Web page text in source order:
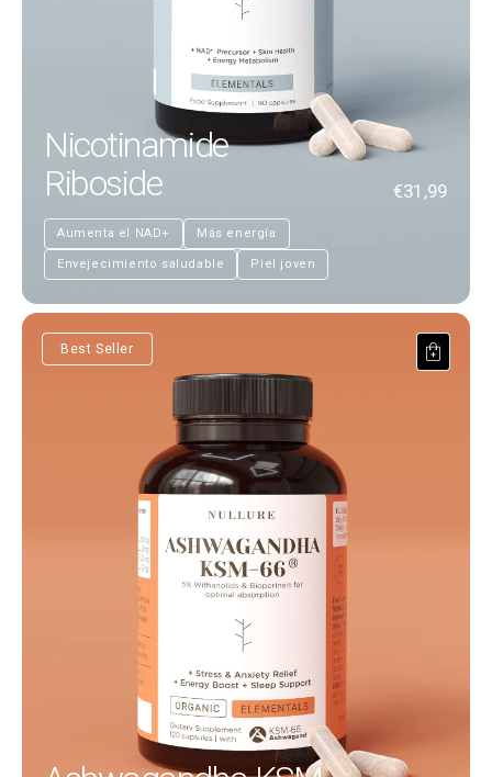
Nicotinamide
Riboside
€31,99
Aumenta el NAD+ Más energía
Envejecimiento saludable Piel joven
Ashwagandha KSM-66®
Best Seller